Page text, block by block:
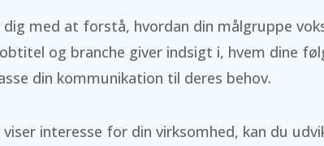
med at forstå, hvordan din målgruppe
og branche giver indsigt i, hvem dine
din kommunikation til deres behov.
interesse for din virksomhed, kan du